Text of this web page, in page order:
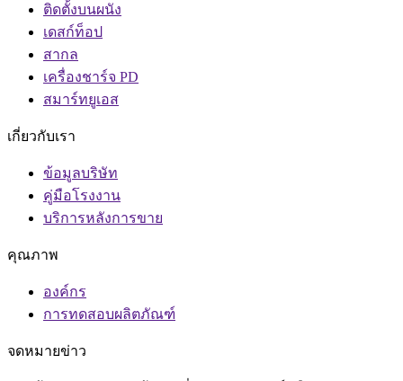
ติดตั้งบนผนัง
เดสก์ท็อป
สากล
เครื่องชาร์จ PD
สมาร์ทยูเอส
เกี่ยวกับเรา
ข้อมูลบริษัท
คู่มือโรงงาน
บริการหลังการขาย
คุณภาพ
องค์กร
การทดสอบผลิตภัณฑ์
จดหมายข่าว